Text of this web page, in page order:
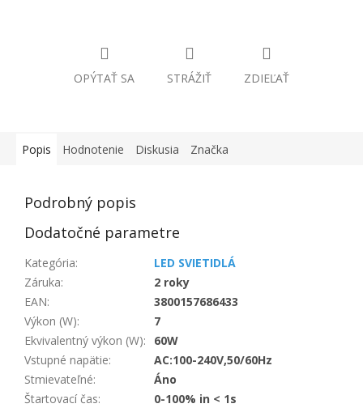
OPÝTAŤ SA STRÁŽIŤ ZDIEĽAŤ
Popis Hodnotenie Diskusia Značka
Podrobný popis
Dodatočné parametre
Kategória:
LED SVIETIDLÁ
Záruka:
2 roky
EAN:
3800157686433
Výkon (W):
7
Ekvivalentný výkon (W):
60W
Vstupné napätie:
AC:100-240V,50/60Hz
Stmievateľné:
Áno
Štartovací čas:
0-100% in < 1s